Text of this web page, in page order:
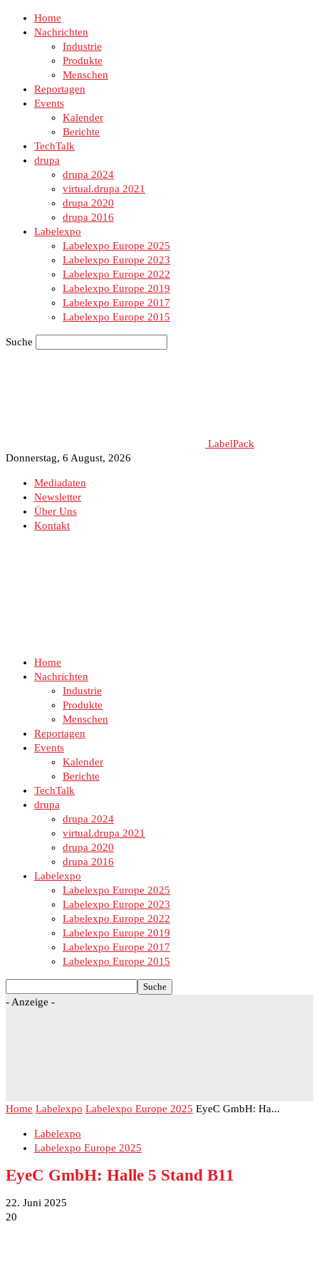
Home
Nachrichten
Industrie
Produkte
Menschen
Reportagen
Events
Kalender
Berichte
TechTalk
drupa
drupa 2024
virtual.drupa 2021
drupa 2020
drupa 2016
Labelexpo
Labelexpo Europe 2025
Labelexpo Europe 2023
Labelexpo Europe 2022
Labelexpo Europe 2019
Labelexpo Europe 2017
Labelexpo Europe 2015
Suche
LabelPack
Donnerstag, 6 August, 2026
Mediadaten
Newsletter
Über Uns
Kontakt
Home
Nachrichten
Industrie
Produkte
Menschen
Reportagen
Events
Kalender
Berichte
TechTalk
drupa
drupa 2024
virtual.drupa 2021
drupa 2020
drupa 2016
Labelexpo
Labelexpo Europe 2025
Labelexpo Europe 2023
Labelexpo Europe 2022
Labelexpo Europe 2019
Labelexpo Europe 2017
Labelexpo Europe 2015
- Anzeige -
Home Labelexpo Labelexpo Europe 2025 EyeC GmbH: Ha...
Labelexpo
Labelexpo Europe 2025
EyeC GmbH: Halle 5 Stand B11
22. Juni 2025
20